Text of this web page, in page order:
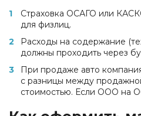
Страховка ОСАГО или
для физлиц.
Расходы на содержание
должны проходить через
При продаже авто
с разницы между
стоимостью. Если ООО на